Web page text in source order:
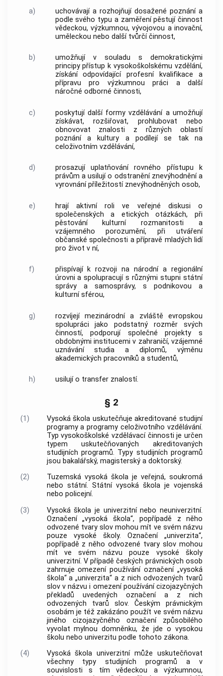
a)
uchovávají a rozhojňují dosažené poznání a
podle svého typu a zaměření pěstují činnost
vědeckou, výzkumnou, vývojovou a inovační,
uměleckou nebo další tvůrčí činnost,
b)
umožňují v souladu s demokratickými
principy přístup k vysokoškolskému vzdělání,
získání odpovídající profesní kvalifikace a
přípravu pro výzkumnou práci a další
náročné odborné činnosti,
c)
poskytují další formy vzdělávání a umožňují
získávat, rozšiřovat, prohlubovat nebo
obnovovat znalosti z různých oblastí
poznání a kultury a podílejí se tak na
celoživotním vzdělávání,
d)
prosazují uplatňování rovného přístupu k
právům a usilují o odstranění znevýhodnění a
vyrovnání příležitostí znevýhodněných osob,
e)
hrají aktivní roli ve veřejné diskusi o
společenských a etických otázkách, při
pěstování kulturní rozmanitosti a
vzájemného porozumění, při utváření
občanské společnosti a přípravě mladých lidí
pro život v ní,
f)
přispívají k rozvoji na národní a regionální
úrovni a spolupracují s různými stupni státní
správy a samosprávy, s podnikovou a
kulturní sférou,
g)
rozvíjejí mezinárodní a zvláště evropskou
spolupráci jako podstatný rozměr svých
činností, podporují společné projekty s
obdobnými institucemi v zahraničí, vzájemné
uznávání studia a diplomů, výměnu
akademických pracovníků a studentů,
h) usilují o transfer znalostí.
§ 2
(1)
Vysoká škola uskutečňuje akreditované studijní
programy a programy celoživotního vzdělávání.
Typ vysokoškolské vzdělávací činnosti je určen
typem uskutečňovaných akreditovaných
studijních programů. Typy studijních programů
jsou bakalářský, magisterský a doktorský.
(2)
Tuzemská vysoká škola je veřejná, soukromá
nebo státní. Státní vysoká škola je vojenská
nebo policejní.
(3)
Vysoká škola je univerzitní nebo neuniverzitní.
Označení „vysoká škola“, popřípadě z něho
odvozené tvary slov mohou mít ve svém názvu
pouze vysoké školy. Označení „univerzita“,
popřípadě z něho odvozené tvary slov mohou
mít ve svém názvu pouze vysoké školy
univerzitní. V případě českých právnických osob
zahrnuje omezení používání označení „vysoká
škola“ a „univerzita“ a z nich odvozených tvarů
slov v názvu i omezení používání cizojazyčných
překladů uvedených označení a z nich
odvozených tvarů slov. Českým právnickým
osobám je též zakázáno použít ve svém názvu
jiného cizojazyčného označení způsobilého
vyvolat mylnou domněnku, že jde o vysokou
školu nebo univerzitu podle tohoto zákona.
(4)
Vysoká škola univerzitní může uskutečňovat
všechny typystudijních programů a v
souvislosti s tím vědeckou a výzkumnou,